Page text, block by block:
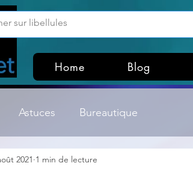
Home Blog
Astuces Bureautique
Customisation Windows
2021 1 min de lecture